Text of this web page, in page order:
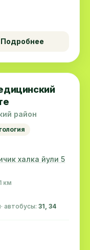
Подробнее
район
халка йули 5
км
· автобусы: 31, 34